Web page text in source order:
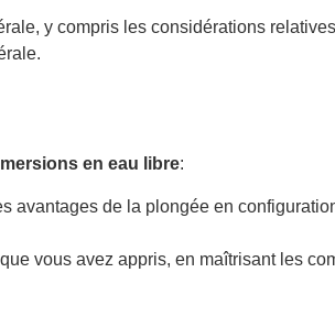
y compris les considérations
en eau libre:
avantages de la plongée en
vous avez appris, en maîtrisant les